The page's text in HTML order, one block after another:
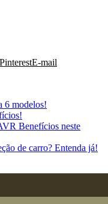
PinterestE-mail